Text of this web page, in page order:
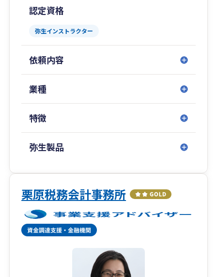
認定資格
弥生インストラクター
依頼内容
業種
特徴
弥生製品
栗原税務会計事務所